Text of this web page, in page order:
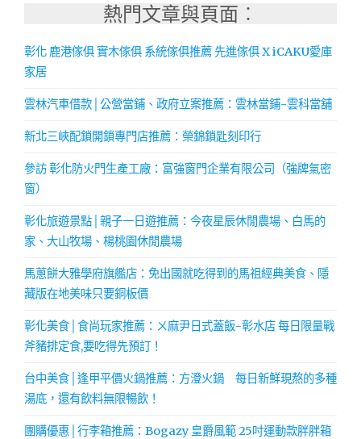
熱門文章與頁面︰
彰化 鹿港傢俱 實木傢俱 系統傢俱推薦 先進傢俱 X iCAKU愛庫
家居
雲林汽車借款│公營當鋪、政府立案推薦：雲林當鋪-雲科當舖
新北三峽配鎖開鎖專門店推薦：榮錦鎖匙刻印行
參訪 彰化防火門生產工廠：富強窗門企業有限公司（強牌氣密
窗）
彰化旅遊景點│親子一日遊推薦：今夜星辰休閒農場、白馬的
家、大山牧場、楊桃園休閒農場
馬蔥餅大雅學府旗艦店：免出國就吃得到的馬祖經典美食、隱
藏版在地美味只要銅板價
彰化美食│食尚玩家推薦：ㄨ麻尹日式蓋飯-彰水店 每日限量戰
斧豬排定食,要吃得先預訂！
台中美食│逢甲平價火鍋推薦：方澄火鍋 每日新鮮現熬的多種
湯底，還有飲料無限暢飲！
團購優惠│行李箱推薦：Bogazy 皇爵風範 25吋運動款胖胖箱